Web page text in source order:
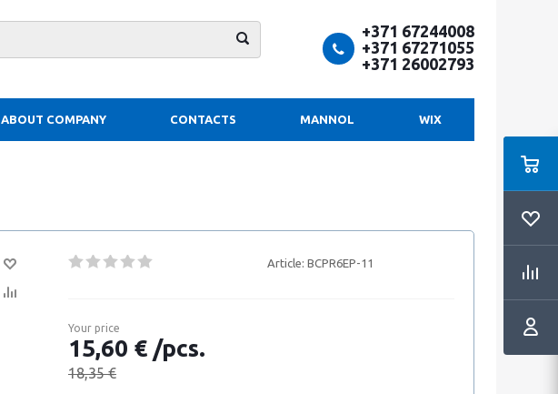
+371 67244008
+371 67271055
+371 26002793
ABOUT COMPANY CONTACTS MANNOL WIX
Article: BCPR6EP-11
Your price
15,60 € /pcs.
18,35 €